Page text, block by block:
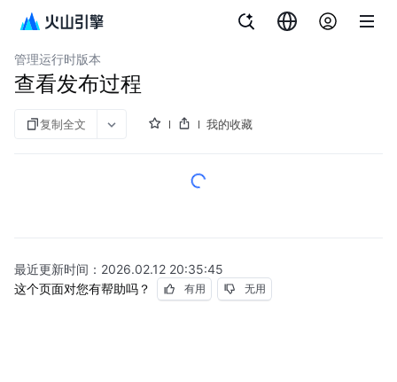
AgentKit
管理运行时版本
查看发布过程
复制全文 我的收藏
最近更新时间： 2026.02.12 20:35:45
这个页面对您有帮助吗？
有用 无用